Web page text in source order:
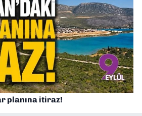
planına itiraz!